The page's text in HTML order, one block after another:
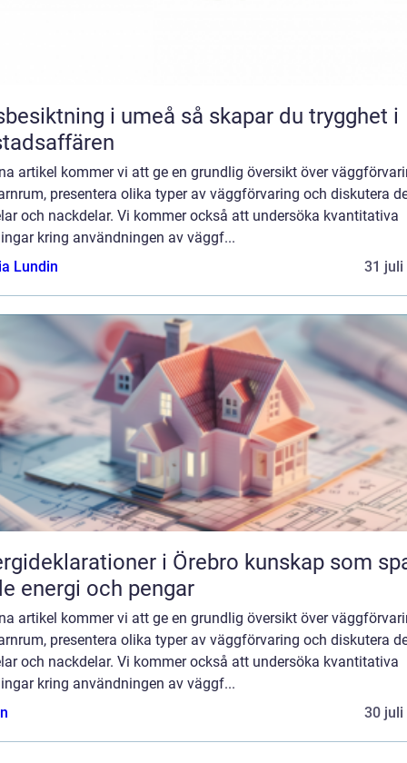
i umeå så skapar du trygghet i
artikel kommer vi att ge en grundlig översikt över
presentera olika typer av väggförvaring och diskutera
och nackdelar. Vi kommer också att undersöka kvantitativa
kring användningen av väggf...
Lundin
31 juli
i Örebro kunskap som sparar
energi och pengar
artikel kommer vi att ge en grundlig översikt över
presentera olika typer av väggförvaring och diskutera
och nackdelar. Vi kommer också att undersöka kvantitativa
kring användningen av väggf...
30 juli